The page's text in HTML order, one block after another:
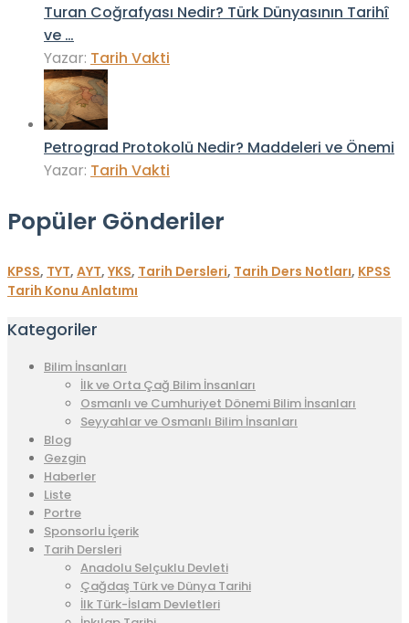
Turan Coğrafyası Nedir? Türk Dünyasının Tarihî
ve …
Yazar: Tarih Vakti
Petrograd Protokolü Nedir? Maddeleri ve Önemi
Yazar: Tarih Vakti
Popüler Gönderiler
KPSS, TYT, AYT, YKS, Tarih Dersleri, Tarih Ders Notları, KPSS
Tarih Konu Anlatımı
Kategoriler
Bilim İnsanları
İlk ve Orta Çağ Bilim İnsanları
Osmanlı ve Cumhuriyet Dönemi Bilim İnsanları
Seyyahlar ve Osmanlı Bilim İnsanları
Blog
Gezgin
Haberler
Liste
Portre
Sponsorlu İçerik
Tarih Dersleri
Anadolu Selçuklu Devleti
Çağdaş Türk ve Dünya Tarihi
İlk Türk-İslam Devletleri